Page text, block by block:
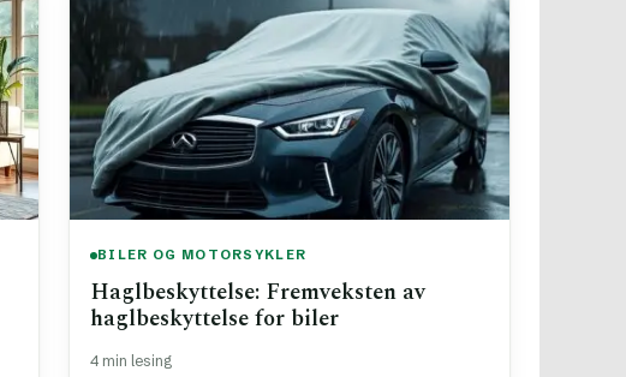
BILER OG MOTORSYKLER
Haglbeskyttelse: Fremveksten av
haglbeskyttelse for biler
4 min lesing